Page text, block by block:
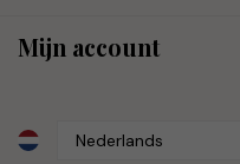
Mijn account